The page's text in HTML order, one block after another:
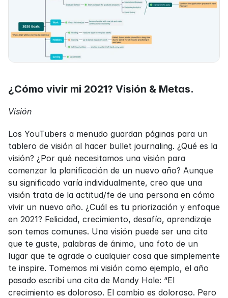
¿Cómo vivir mi 2021? Visión & Metas.
Visión
Los YouTubers a menudo guardan páginas para un
tablero de visión al hacer bullet journaling. ¿Qué es la
visión? ¿Por qué necesitamos una visión para
comenzar la planificación de un nuevo año? Aunque
su significado varía individualmente, creo que una
visión trata de la actitud/fe de una persona en cómo
vivir un nuevo año. ¿Cuál es tu priorización y enfoque
en 2021? Felicidad, crecimiento, desafío, aprendizaje
son temas comunes. Una visión puede ser una cita
que te guste, palabras de ánimo, una foto de un
lugar que te agrade o cualquier cosa que simplemente
te inspire. Tomemos mi visión como ejemplo, el año
pasado escribí una cita de Mandy Hale: “El
crecimiento es doloroso. El cambio es doloroso. Pero